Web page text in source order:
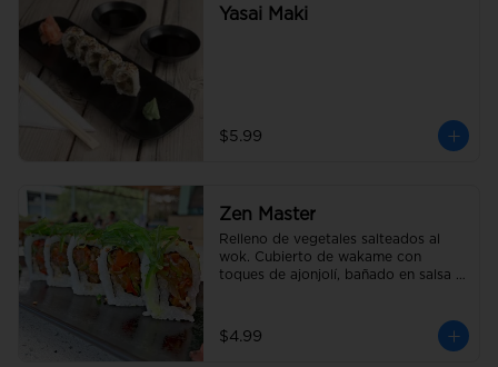
Yasai Maki
$5.99
Zen Master
Relleno de vegetales salteados al
wok. Cubierto de wakame con
toques de ajonjolí, bañado en salsa
$4.99